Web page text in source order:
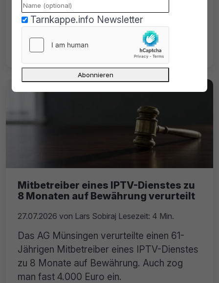
Welche Blogs, Foren & Webseiten gibt es
noch, die illegale E-Book-Downloads
anbieten? Wo gibt es noch free Ebooks?
Und wer ist offline?
Mitbetreiber eines IPTV-Dienstes zu
8 Monaten auf Bewährung verurteilt
27.07.2026 von Lars Sobiraj Lesezeit: 4 Min.
Das AG Münsingen verurteilte einen 61-
Jährigen Mitbetreiber eines IPTV-Dienstes
zu 8 Monate auf Bewährung. Auch zog
man fast 4.000 Euro ein.
Tarnkappe.info Newsletter